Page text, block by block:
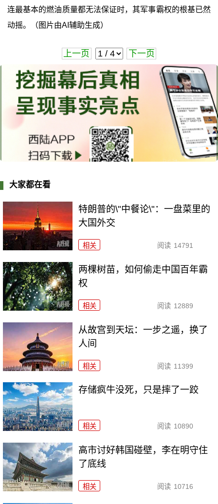
连最基本的燃油质量都无法保证时，其军事霸权的根基已然
动摇。（图片由AI辅助生成）
上一页 下一页
大家都在看
特朗普的\"中餐论\"：一盘菜里的
大国外交
相关 阅读 14791
两棵树苗，如何偷走中国百年霸
权
相关 阅读 12889
从故宫到天坛：一步之遥，换了
人间
相关 阅读 11399
存储疯牛没死，只是摔了一跤
相关 阅读 10890
高市讨好韩国碰壁，李在明守住
了底线
相关 阅读 10716